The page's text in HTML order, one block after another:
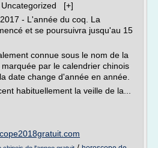
Uncategorized [+]
- L'année du coq. La
et se poursuivra jusqu'au 15
connue sous le nom de la
par le calendrier chinois
date change d'année en année.
habituellement la veille de la...